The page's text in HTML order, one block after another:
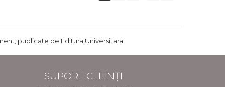
publicate de Editura Universitara.
SUPORT CLIENȚI